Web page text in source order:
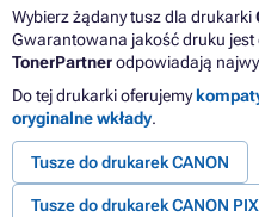
Wybierz żądany tusz dla drukarki
Gwarantowana jakość druku jest
TonerPartnerodpowiadają
Do tej drukarki oferujemy
oryginalne wkłady.
Tusze do drukarek CANON
Tusze do drukarek CANON